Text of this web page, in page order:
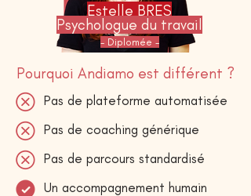
Estelle BRES
Psychologue du travail
- Diplomée -
Pourquoi Andiamo est différent ?
Pas de plateforme automatisée
Pas de coaching générique
Pas de parcours standardisé
Un accompagnement humain